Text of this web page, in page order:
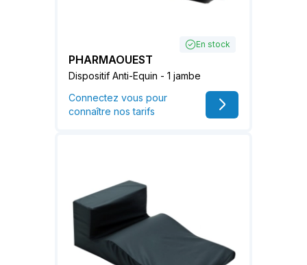
En stock
PHARMAOUEST
Dispositif Anti-Equin - 1 jambe
Connectez vous pour
connaître nos tarifs